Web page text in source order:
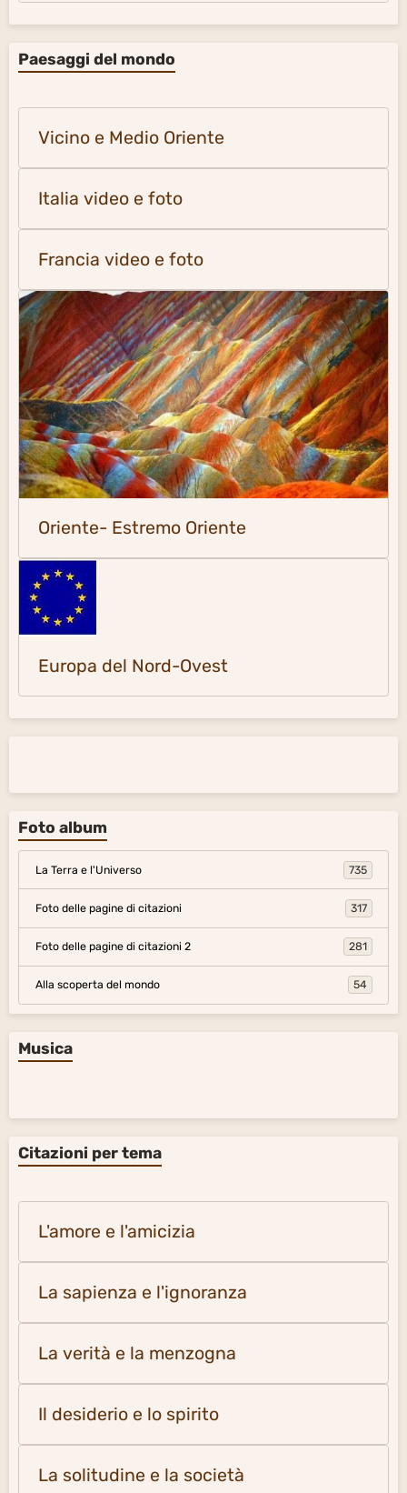
Paesaggi del mondo
Vicino e Medio Oriente
Italia video e foto
Francia video e foto
Oriente- Estremo Oriente
Europa del Nord-Ovest
Foto album
La Terra e l'Universo 735
Foto delle pagine di citazioni 317
Foto delle pagine di citazioni 2 281
Alla scoperta del mondo 54
Musica
Citazioni per tema
L'amore e l'amicizia
La sapienza e l'ignoranza
La verità e la menzogna
Il desiderio e lo spirito
La solitudine e la società